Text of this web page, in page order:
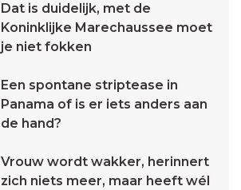
Dat is duidelijk, met de
Koninklijke Marechaussee moet
je niet fokken
Een spontane striptease in
Panama of is er iets anders aan
de hand?
Vrouw wordt wakker, herinnert
zich niets meer, maar heeft wél